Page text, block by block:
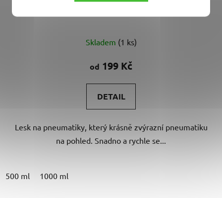
hodnocení
produktu
5,0
z
hvězdiček.
Skladem (1 ks)
od 199 Kč
DETAIL
Lesk na pneumatiky, který krásně zvýrazní pneumatiku
na pohled. Snadno a rychle se...
500 ml 1000 ml